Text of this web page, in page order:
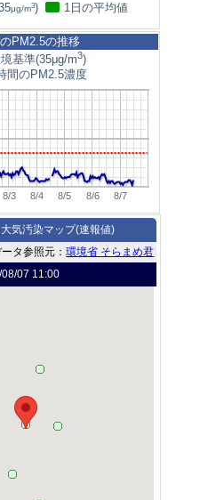
μg/m3) 1日の平均値
8/3 8/4 8/5 8/6 8/7
PM2.5の推移
基準(35μg/m3)
間のPM2.5濃度
気汚染マップ(速報値)
ータ参照元：環境省 そらまめ君
07 11:00